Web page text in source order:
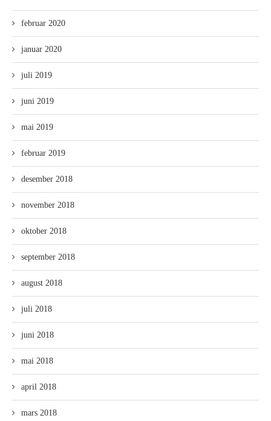
februar 2020
januar 2020
juli 2019
juni 2019
mai 2019
februar 2019
desember 2018
november 2018
oktober 2018
september 2018
august 2018
juli 2018
juni 2018
mai 2018
april 2018
mars 2018